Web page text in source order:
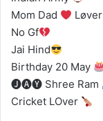
Mom Dad
Løver
No Gf
Jai Hind
Birthday 20 May
🅙︎🅐︎🅨︎ Shree Ram
Cricket LOver